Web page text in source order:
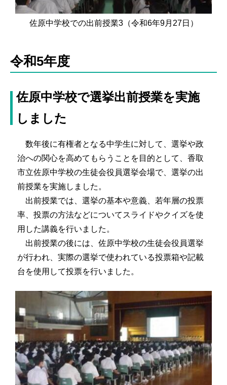
佐原中学校での出前授業3（令和6年9月27日）
令和5年度
佐原中学校で選挙出前授業を実施
しました
数年後に有権者となる中学生に対して、選挙や政
治への関心を高めてもらうことを目的として、香取
市立佐原中学校の生徒会役員選挙会場で、選挙の出
前授業を実施しました。
出前授業では、選挙の基本や意義、若年層の投票
率、投票の方法などについてスライドやクイズを使
用した講義を行いました。
出前授業の後には、佐原中学校の生徒会役員選挙
が行われ、実際の選挙で使われている投票箱や記載
台を使用して投票を行いました。